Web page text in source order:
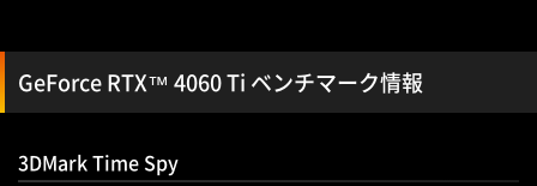
GeForce RTX™ 4060 Ti ベンチマーク情報
3DMark Time Spy